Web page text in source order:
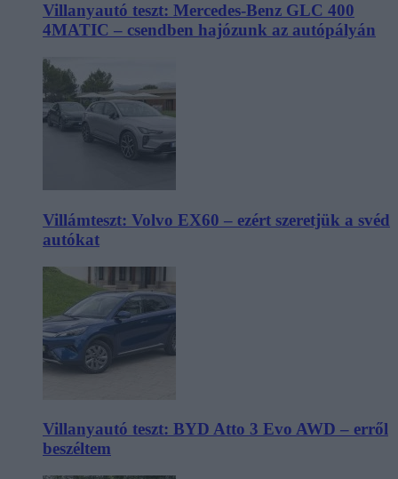
Villanyautó teszt: Mercedes-Benz GLC 400
4MATIC – csendben hajózunk az autópályán
Villámteszt: Volvo EX60 – ezért szeretjük a svéd
autókat
Villanyautó teszt: BYD Atto 3 Evo AWD – erről
beszéltem